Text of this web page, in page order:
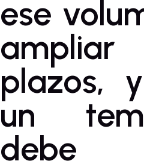
ese
plazos,
un
debe